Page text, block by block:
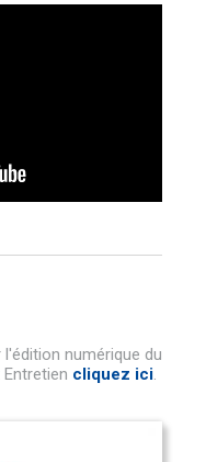
numérique du
cliquez ici.